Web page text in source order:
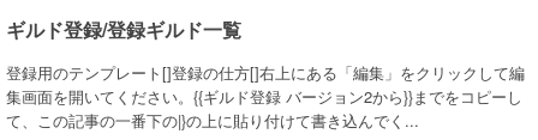
ギルド登録/登録ギルド一覧
登録用のテンプレート[]登録の仕方[]右上にある「編集」をクリックして編
集画面を開いてください。{{ギルド登録 バージョン2から}}までをコピーし
て、この記事の一番下の|}の上に貼り付けて書き込んでく...